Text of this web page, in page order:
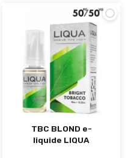
TBC BLOND e-
liquide LIQUA